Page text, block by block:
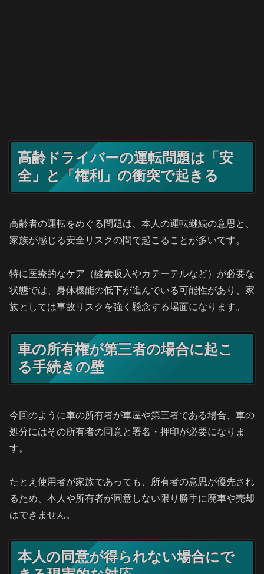
高齢ドライバーの運転問題は「安
全」と「権利」の衝突で起きる
高齢者の運転をめぐる問題は、本人の運転継続の意思と、
家族が感じる安全リスクの間で起こることが多いです。
特に医療的なケア（酸素吸入やカテーテルなど）が必要な
状態では、身体機能の低下が進んでいる可能性があり、家
族としては事故リスクを強く懸念する場面になります。
車の所有権が第三者の場合に起こ
る手続きの壁
今回のように車の所有者が車屋や第三者である場合、車の
処分にはその所有者の同意と署名・押印が必要になりま
す。
たとえ使用者が家族であっても、所有者の意思が優先され
るため、本人や所有者が同意しない限り勝手に廃車や売却
はできません。
本人の同意が得られない場合にで